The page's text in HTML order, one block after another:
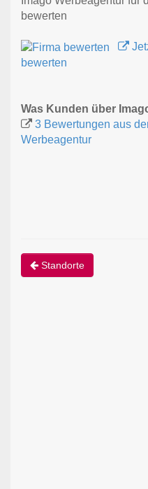
bewerten
bewerten
Was Kunden über
3 Bewertungen aus
Werbeagentur
Standorte